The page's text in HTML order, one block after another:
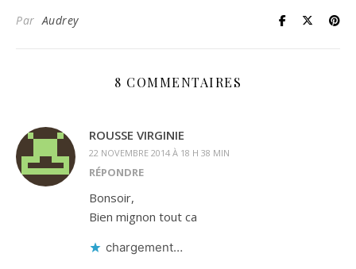
ParAudrey
8 COMMENTAIRES
ROUSSE VIRGINIE
22 NOVEMBRE 2014 À 18 H 38 MIN
RÉPONDRE
Bonsoir,
Bien mignon tout ca
chargement…